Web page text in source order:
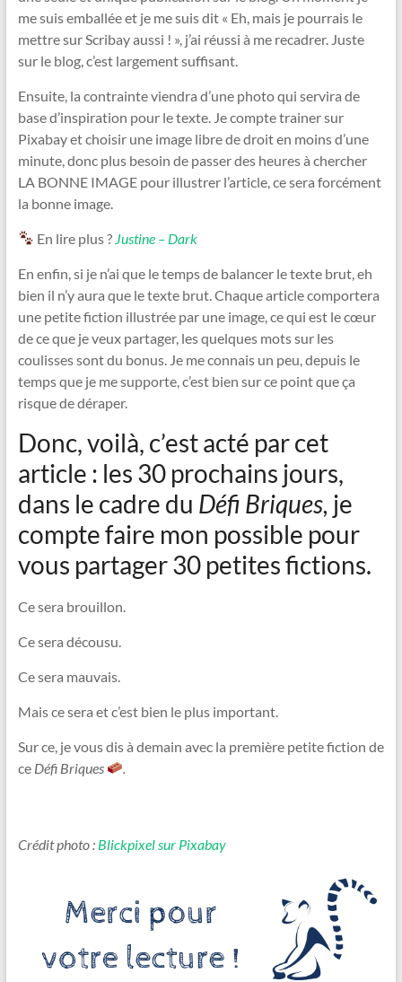
me suis emballée et je me suis dit « Eh, mais je pourrais le
mettre sur Scribay aussi ! », j’ai réussi à me recadrer. Juste
sur le blog, c’est largement suffisant.
Ensuite, la contrainte viendra d’une photo qui servira de
base d’inspiration pour le texte. Je compte trainer sur
Pixabay et choisir une image libre de droit en moins d’une
minute, donc plus besoin de passer des heures à chercher
LA BONNE IMAGE pour illustrer l’article, ce sera forcément
la bonne image.
En lire plus ? Justine – Dark
En enfin, si je n’ai que le temps de balancer le texte brut, eh
bien il n’y aura que le texte brut. Chaque article comportera
une petite fiction illustrée par une image, ce qui est le cœur
de ce que je veux partager, les quelques mots sur les
coulisses sont du bonus. Je me connais un peu, depuis le
temps que je me supporte, c’est bien sur ce point que ça
risque de déraper.
Donc, voilà, c’est acté par cet
article : les 30 prochains jours,
dans le cadre du Défi Briques, je
compte faire mon possible pour
vous partager 30 petites fictions.
Ce sera brouillon.
Ce sera décousu.
Ce sera mauvais.
Mais ce sera et c’est bien le plus important.
Sur ce, je vous dis à demain avec la première petite fiction de
ce Défi Briques
Crédit photo : Blickpixel sur Pixabay